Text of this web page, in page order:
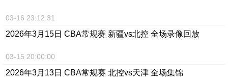
03-16 23:12:31
2026年3月15日 CBA常规赛 新疆vs北控 全场录像回放
03-15 20:00:00
2026年3月13日 CBA常规赛 北控vs天津 全场集锦